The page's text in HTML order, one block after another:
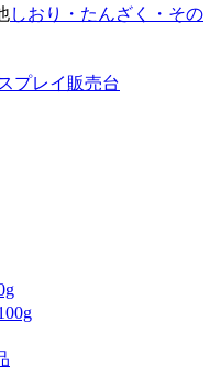
しおり・たんざく・その
プレイ販売台